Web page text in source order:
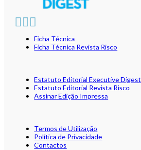
Ficha Técnica
Ficha Técnica Revista Risco
Estatuto Editorial Executive Digest
Estatuto Editorial Revista Risco
Assinar Edição Impressa
Termos de Utilização
Política de Privacidade
Contactos